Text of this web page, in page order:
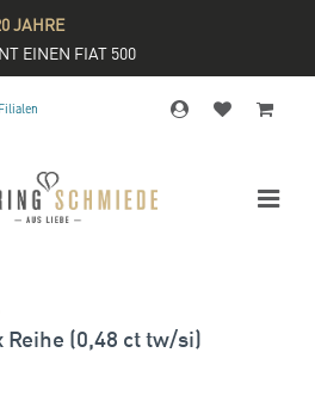
JAHRE
EINEN FIAT 500
Reihe (0,48 ct tw/si)